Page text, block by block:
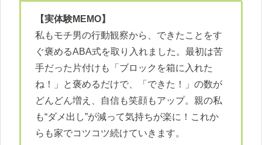
【実体験MEMO】
私もモチ男の行動観察から、できたことをす
ぐ褒めるABA式を取り入れました。最初は苦
手だった片付けも「ブロックを箱に入れた
ね！」と褒めるだけで、「できた！」の数が
どんどん増え、自信も笑顔もアップ。親の私
も“ダメ出し”が減って気持ちが楽に！これか
らも家でコツコツ続けていきます。